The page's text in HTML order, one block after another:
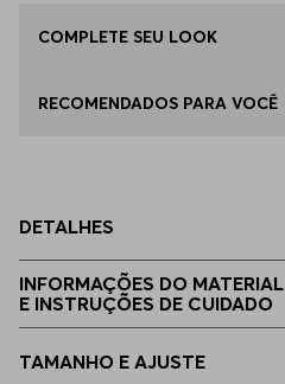
36
38
32
COMPLETE SEU LOOK
RECOMENDADOS PARA VOCÊ
DETALHES
INFORMAÇÕES DO MATERIAL
E INSTRUÇÕES DE CUIDADO
TAMANHO E AJUSTE